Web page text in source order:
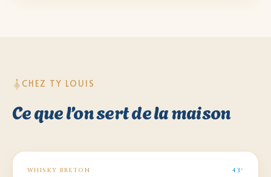
CHEZ TY LOUIS
Ce que l’on sert de la maison
WHISKY BRETON 43°